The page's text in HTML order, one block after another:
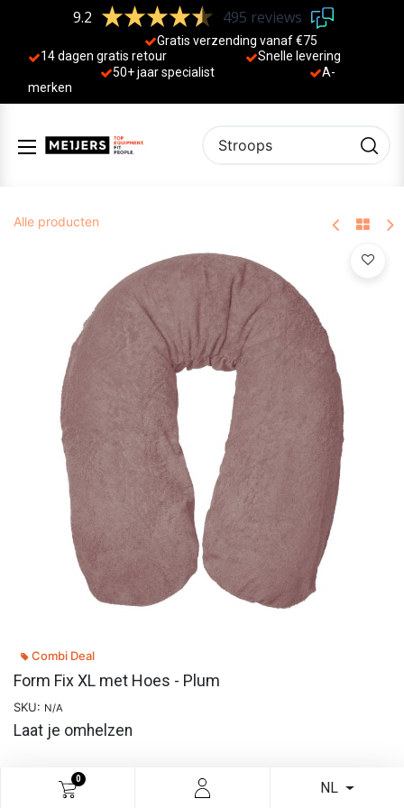
0
NL
9.2 495 reviews
Gratis verzending vanaf €75
14 dagen gratis retour
Sne lle levering
50+ jaar specialist
A-
merken
Alle producten
Combi Deal
Form Fix XL met Hoes - Plum
SKU: N/A
Laat je omhelzen
Meer info